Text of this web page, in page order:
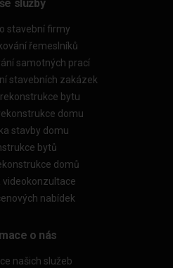
služby
stavební firmy
řemeslníků
samotných prací
stavebních zakázek
bytu
domu
stavby domu
bytů
domů
videokonzultace
nabídek
o nás
našich služeb